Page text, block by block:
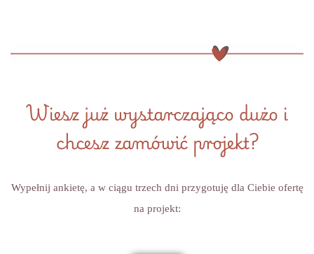
Wiesz już wystarczająco dużo i
chcesz zamówić projekt?
Wypełnij ankietę, a w ciągu trzech dni przygotuję dla Ciebie ofertę
na projekt: